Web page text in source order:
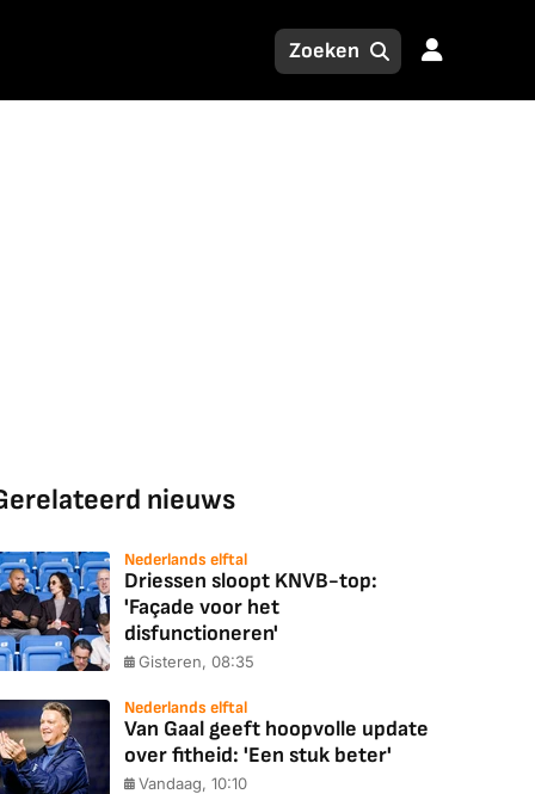
nieuws
Nederlands elftal
Driessen sloopt KNVB-top:
'Façade voor het
disfunctioneren'
Gisteren, 08:35
Nederlands elftal
Van Gaal geeft hoopvolle update
over fitheid: 'Een stuk beter'
Vandaag, 10:10